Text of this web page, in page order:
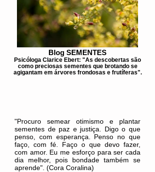
Blog SEMENTES
Psicóloga Clarice Ebert: "As descobertas são
como preciosas sementes que brotando se
agigantam em árvores frondosas e frutíferas".
"Procuro semear otimismo e plantar
sementes de paz e justiça. Digo o que
penso, com esperança. Penso no que
faço, com fé. Faço o que devo fazer,
com amor. Eu me esforço para ser cada
dia melhor, pois bondade também se
aprende". (Cora Coralina)